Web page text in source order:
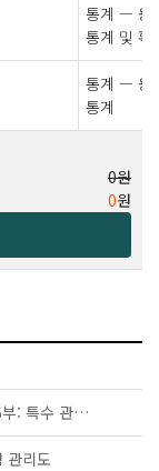
통계 — 용
통계 및 확
통계 — 용
통계
0원
0원
KS Q ISO 7870-5(2021 확인) - 관리도 — 제5부: 특수 관리도
관리도